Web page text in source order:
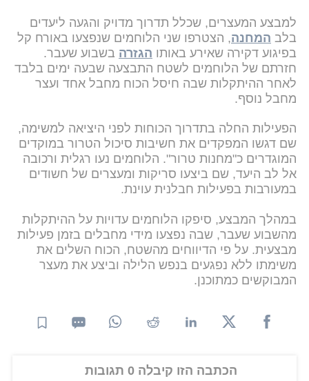
למבצע המעצרים, שכלל תדרוך מדויק והגעה ליעדים
בלב המחנה, הצטרפו שני הלוחמים שנפצעו באורח קל
בפיגוע דקירה שאירע באותו הגזרה בשבוע שעבר.
חזרתם של הלוחמים לשטח התבצעה שבעה ימים בלבד
לאחר ההיתקלות שבה חיסל הכוח מחבל אחד ועצר
מחבל נוסף.
הפעילות החלה בתדרוך הכוחות לפני היציאה למשימה,
שם דגשו המפקדים את חשיבות סיכול הטרור במוקדים
המוגדרים כ"מחנות טרור". הלוחמים נעו רגלית ורכובה
אל לב היעד, שם ביצעו סריקות ומעצרים של חשודים
במעורבות בפעילות חבלנית עוינת.
במהלך המבצע, סיפקו הלוחמים עדויות על ההיתקלות
מהשבוע שעבר, שבה נפצעו מידי מחבלים בזמן פעילות
מבצעית. על פי הדיווחים מהשטח, הכוח השלים את
משימתו ללא נפגעים בנפש הלילה וביצע את מעצר
המבוקשים כמתוכנן.
הכתבה הזו קיבלה 0 תגובות